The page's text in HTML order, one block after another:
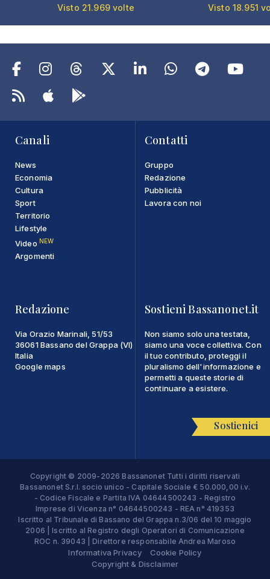
Visto 21.969 volte Visto 18.951
Canali
News
Economia
Cultura
Sport
Territorio
Lifestyle
Video NEW
Argomenti
Contatti
Gruppo
Redazione
Pubblicità
Lavora con noi
Redazione
Via Orazio Marinali, 51/53
36061 Bassano del Grappa (VI)
Italia
Google maps
Sostieni Bassanonet.it
Non siamo solo una testata,
siamo una voce collettiva. Con
il tuo contributo, proteggi il
pluralismo dell'informazione e
permetti a queste storie di
continuare a esistere.
Sostienici
Copyright © 2009-2026 Bassanonet Tutti i diritti riservati
Bassanonet S.r.l. socio unico - Capitale Sociale € 50.000,00 i.v.
- Codice Fiscale e Partita IVA 04644500243 - Registro
Imprese di Vicenza n° 04644500243 - REA n° 419353
Iscritto al Tribunale di Bassano del Grappa n.3/06 del 10 maggio
2006 | Iscritto al Registro degli Operatori di Comunicazione
ROC n. 39043 | Direttore responsabile Andrea Maroso
Informativa Privacy
Cookie Policy
Copyright & Disclaimer